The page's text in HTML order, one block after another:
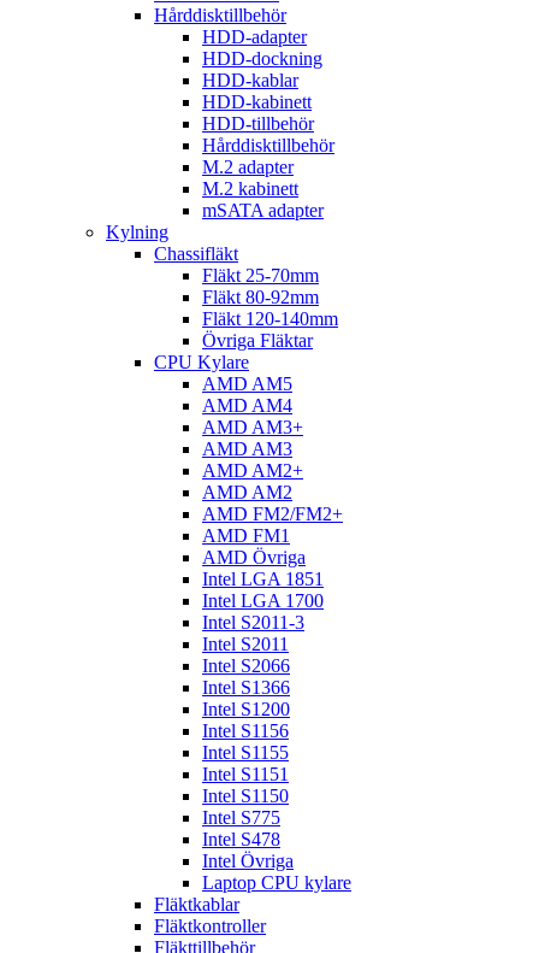
Hårddisktillbehör
HDD-adapter
HDD-dockning
HDD-kablar
HDD-kabinett
HDD-tillbehör
Hårddisktillbehör
M.2 adapter
M.2 kabinett
mSATA adapter
Kylning
Chassifläkt
Fläkt 25-70mm
Fläkt 80-92mm
Fläkt 120-140mm
Övriga Fläktar
CPU Kylare
AMD AM5
AMD AM4
AMD AM3+
AMD AM3
AMD AM2+
AMD AM2
AMD FM2/FM2+
AMD FM1
AMD Övriga
Intel LGA 1851
Intel LGA 1700
Intel S2011-3
Intel S2011
Intel S2066
Intel S1366
Intel S1200
Intel S1156
Intel S1155
Intel S1151
Intel S1150
Intel S775
Intel S478
Intel Övriga
Laptop CPU kylare
Fläktkablar
Fläktkontroller
Fläkttillbehör